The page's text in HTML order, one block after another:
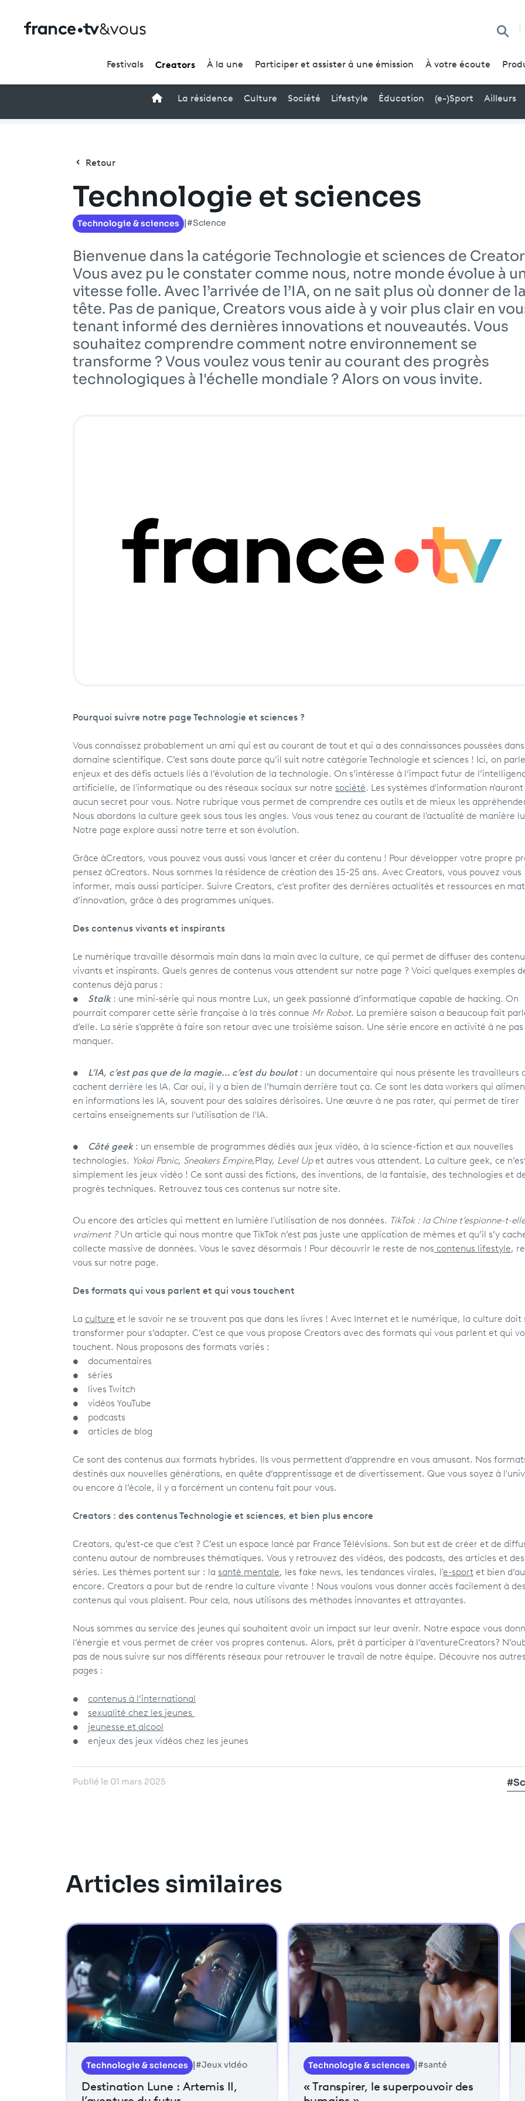
Festivals Creators À la une Participer et assister à une émission À votre écoute
Accueil
La résidence Culture Société Lifestyle Éducation (e-)Sport Ailleurs
Retour
Technologie et sciences
Technologie & sciences #Science
Bienvenue dans la catégorie Technologie et sciences de
Vous avez pu le constater comme nous, notre monde évolue à
vitesse folle. Avec l’arrivée de l’IA, on ne sait plus où donner de la
tête. Pas de panique, Creators vous aide à y voir plus clair en
tenant informé des dernières innovations et nouveautés. Vous
souhaitez comprendre comment notre environnement se
transforme ? Vous voulez vous tenir au courant des progrès
technologiques à l'échelle mondiale ? Alors on vous invite.
Pourquoi suivre notre page Technologie et sciences ?
Vous connaissez probablement un ami qui est au courant de tout et qui a des connaissances poussées
domaine scientifique. C’est sans doute parce qu’il suit notre catégorie Technologie et sciences ! Ici, on
enjeux et des défis actuels liés à l’évolution de la technologie. On s’intéresse à l’impact futur de
artificielle, de l'informatique ou des réseaux sociaux sur notre société. Les systèmes d'information n'auront
aucun secret pour vous. Notre rubrique vous permet de comprendre ces outils et de mieux les
Nous abordons la culture geek sous tous les angles. Vous vous tenez au courant de l'actualité de manière
Notre page explore aussi notre terre et son évolution.
Grâce àCreators, vous pouvez vous aussi vous lancer et créer du contenu ! Pour développer votre propre
pensez àCreators. Nous sommes la résidence de création des 15-25 ans. Avec Creators, vous pouvez vous
informer, mais aussi participer. Suivre Creators, c’est profiter des dernières actualités et ressources en
d’innovation, grâce à des programmes uniques.
Des contenus vivants et inspirants
Le numérique travaille désormais main dans la main avec la culture, ce qui permet de diffuser des
vivants et inspirants. Quels genres de contenus vous attendent sur notre page ? Voici quelques exemples
contenus déjà parus :
• Stalk: une mini-série qui nous montre Lux, un geek passionné d’informatique capable de hacking. On
pourrait comparer cette série française à la très connue Mr Robot. La première saison a beaucoup fait
d’elle. La série s'apprête à faire son retour avec une troisième saison. Une série encore en activité à ne pas
manquer.
• L’IA, c’est pas que de la magie… c’est du boulot : un documentaire qui nous présente les travailleurs
cachent derrière les IA. Car oui, il y a bien de l’humain derrière tout ça. Ce sont les data workers qui
en informations les IA, souvent pour des salaires dérisoires. Une œuvre à ne pas rater, qui permet de tirer
certains enseignements sur l'utilisation de l'IA.
• Côté geek: un ensemble de programmes dédiés aux jeux vidéo, à la science-fiction et aux nouvelles
technologies. Yokai Panic, Sneakers Empire, Play, Level Upet autres vous attendent. La culture geek, ce
simplement les jeux vidéo ! Ce sont aussi des fictions, des inventions, de la fantaisie, des technologies et
progrès techniques. Retrouvez tous ces contenus sur notre site.
Ou encore des articles qui mettent en lumière l'utilisation de nos données. TikTok : la Chine t’espionne-t-elle
vraiment ?Un article qui nous montre que TikTok n’est pas juste une application de mèmes et qu’il s’y
collecte massive de données. Vous le savez désormais ! Pour découvrir le reste de nos contenus lifestyle,
vous sur notre page.
Des formats qui vous parlent et qui vous touchent
La culture et le savoir ne se trouvent pas que dans les livres ! Avec Internet et le numérique, la culture doit
transformer pour s’adapter. C’est ce que vous propose Creators avec des formats qui vous parlent et qui
touchent. Nous proposons des formats variés :
• documentaires
• séries
• lives Twitch
• vidéos YouTube
• podcasts
• articles de blog
Ce sont des contenus aux formats hybrides. Ils vous permettent d’apprendre en vous amusant. Nos
destinés aux nouvelles générations, en quête d’apprentissage et de divertissement. Que vous soyez à
ou encore à l’école, il y a forcément un contenu fait pour vous.
Creators : des contenus Technologie et sciences, et bien plus encore
Creators, qu’est-ce que c’est ? C’est un espace lancé par France Télévisions. Son but est de créer et de
contenu autour de nombreuses thématiques. Vous y retrouvez des vidéos, des podcasts, des articles et des
séries. Les thèmes portent sur : la santé mentale, les fake news, les tendances virales, l'e-sport et bien
encore. Creators a pour but de rendre la culture vivante ! Nous voulons vous donner accès facilement à des
contenus qui vous plaisent. Pour cela, nous utilisons des méthodes innovantes et attrayantes.
Nous sommes au service des jeunes qui souhaitent avoir un impact sur leur avenir. Notre espace vous
l’énergie et vous permet de créer vos propres contenus. Alors, prêt à participer à l’aventureCreators?
pas de nous suivre sur nos différents réseaux pour retrouver le travail de notre équipe. Découvre nos autres
pages :
• contenus à l’international
• sexualité chez les jeunes
• jeunesse et alcool
• enjeux des jeux vidéos chez les jeunes
Publié le 01 mars 2025
Articles similaires
Technologie & sciences #Jeux vidéo
Destination Lune : Artemis II,
Technologie & sciences | #santé
« Transpirer, le superpouvoir des